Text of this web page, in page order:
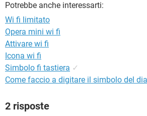
Potrebbe anche interessarti:
Wi fi limitato
Opera mini wi fi
Attivare wi fi
Icona wi fi
Simbolo fi tastiera ✓
Come faccio a digitare il simbolo del
2 risposte